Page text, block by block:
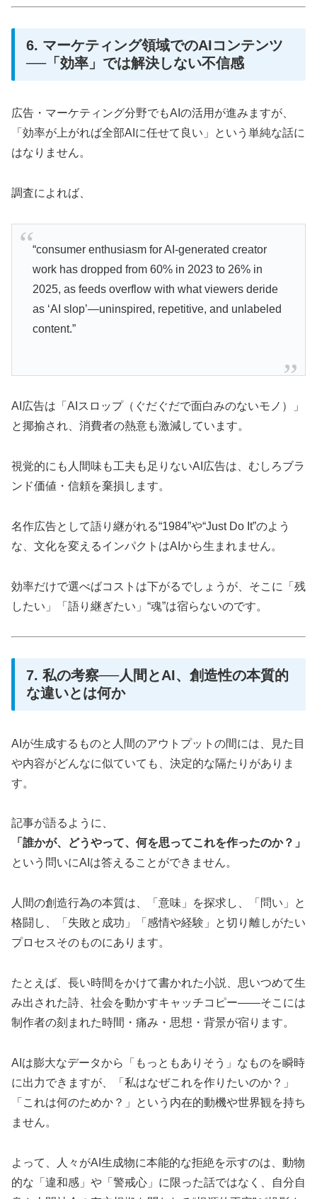
6. マーケティング領域でのAIコンテンツ
──「効率」では解決しない不信感
広告・マーケティング分野でもAIの活用が進みますが、
「効率が上がれば全部AIに任せて良い」という単純な話に
はなりません。
調査によれば、
“consumer enthusiasm for AI-generated creator
work has dropped from 60% in 2023 to 26% in
2025, as feeds overflow with what viewers deride
as ‘AI slop’—uninspired, repetitive, and unlabeled
content.”
AI広告は「AIスロップ（ぐだぐだで面白みのないモノ）」
と揶揄され、消費者の熱意も激減しています。
視覚的にも人間味も工夫も足りないAI広告は、むしろブラ
ンド価値・信頼を棄損します。
名作広告として語り継がれる“1984”や“Just Do It”のよう
な、文化を変えるインパクトはAIから生まれません。
効率だけで選べばコストは下がるでしょうが、そこに「残
したい」「語り継ぎたい」“魂”は宿らないのです。
7. 私の考察──人間とAI、創造性の本質的
な違いとは何か
AIが生成するものと人間のアウトプットの間には、見た目
や内容がどんなに似ていても、決定的な隔たりがありま
す。
記事が語るように、
「誰かが、どうやって、何を思ってこれを作ったのか？」
という問いにAIは答えることができません。
人間の創造行為の本質は、「意味」を探求し、「問い」と
格闘し、「失敗と成功」「感情や経験」と切り離しがたい
プロセスそのものにあります。
たとえば、長い時間をかけて書かれた小説、思いつめて生
み出された詩、社会を動かすキャッチコピー――そこには
制作者の刻まれた時間・痛み・思想・背景が宿ります。
AIは膨大なデータから「もっともありそう」なものを瞬時
に出力できますが、「私はなぜこれを作りたいのか？」
「これは何のためか？」という内在的動機や世界観を持ち
ません。
よって、人々がAI生成物に本能的な拒絶を示すのは、動物
的な「違和感」や「警戒心」に限った話ではなく、自分自